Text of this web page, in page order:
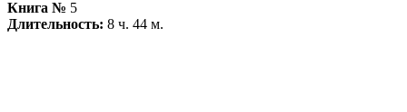
Книга № 5
Длительность: 8 ч. 44 м.